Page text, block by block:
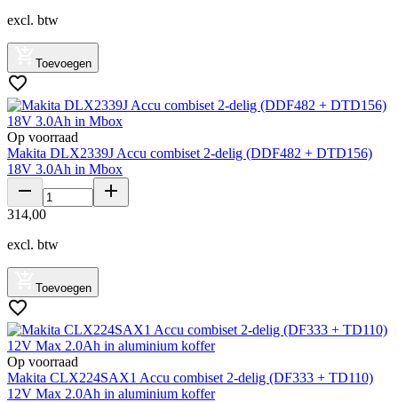
excl. btw
Toevoegen
Op voorraad
Makita DLX2339J Accu combiset 2-delig (DDF482 + DTD156)
18V 3.0Ah in Mbox
314,00
excl. btw
Toevoegen
Op voorraad
Makita CLX224SAX1 Accu combiset 2-delig (DF333 + TD110)
12V Max 2.0Ah in aluminium koffer